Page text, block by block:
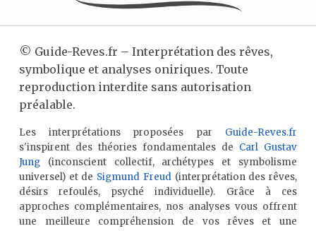
© Guide-Reves.fr – Interprétation des rêves,
symbolique et analyses oniriques. Toute
reproduction interdite sans autorisation
préalable.
Les interprétations proposées par Guide-Reves.fr
s'inspirent des théories fondamentales de Carl Gustav
Jung(inconscient collectif, archétypes et symbolisme
universel) et de Sigmund Freud(interprétation des rêves,
désirs refoulés, psyché individuelle). Grâce à ces
approches complémentaires, nos analyses vous offrent
une meilleure compréhension de vos rêves et une